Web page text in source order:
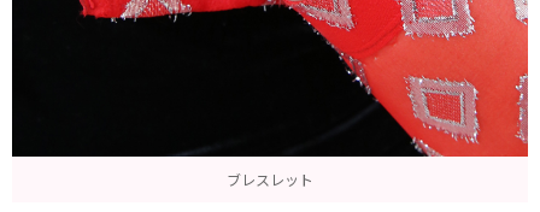
ブレスレット